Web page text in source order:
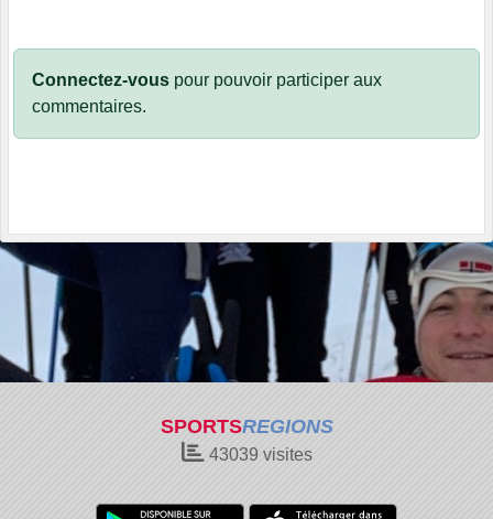
Connectez-vous pour pouvoir participer aux
commentaires.
SPORTSREGIONS
43039 visites